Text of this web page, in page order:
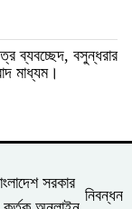
ব্যবচ্ছেদ, বসুন্ধরার
মাধ্যম।
সরকার
নিবন্ধন